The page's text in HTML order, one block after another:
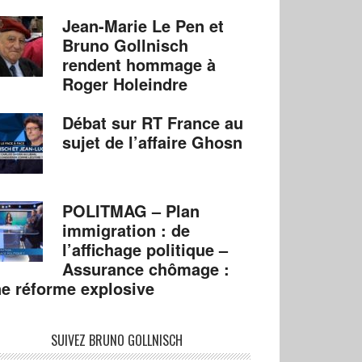
Jean-Marie Le Pen et
Bruno Gollnisch
rendent hommage à
Roger Holeindre
Débat sur RT France au
sujet de l’affaire Ghosn
POLITMAG – Plan
immigration : de
l’affichage politique –
Assurance chômage :
réforme explosive
SUIVEZ BRUNO GOLLNISCH